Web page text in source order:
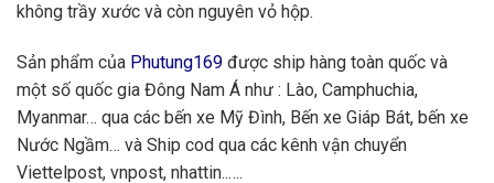
không trầy xước và còn nguyên vỏ hộp.
Sản phẩm của Phutung169 được ship hàng toàn quốc và
một số quốc gia Đông Nam Á như : Lào, Camphuchia,
Myanmar… qua các bến xe Mỹ Đình, Bến xe Giáp Bát, bến xe
Nước Ngầm… và Ship cod qua các kênh vận chuyển
Viettelpost, vnpost, nhattin..….